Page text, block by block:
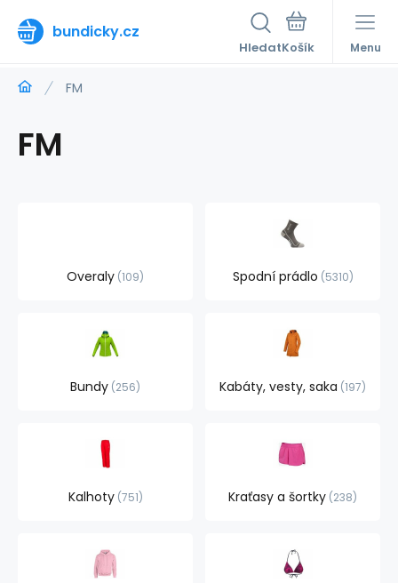
bundicky.cz
Hledat Menu
FM
FM
Overaly 109 Spodní prádlo 5310
Bundy 256 Kabáty, vesty, saka 197
Kalhoty 751 Kraťasy a šortky 238